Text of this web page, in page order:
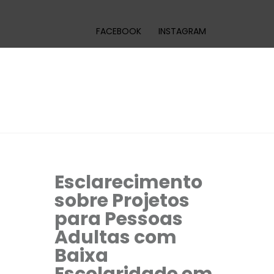
FACEBOOK INSTAGRAM
Esclarecimento
sobre Projetos
para Pessoas
Adultas com
Baixa